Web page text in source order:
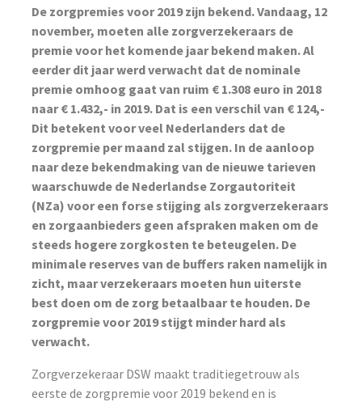
De zorgpremies voor 2019 zijn bekend. Vandaag, 12
november, moeten alle zorgverzekeraars de
premie voor het komende jaar bekend maken. Al
eerder dit jaar werd verwacht dat de nominale
premie omhoog gaat van ruim € 1.308 euro in 2018
naar € 1.432,- in 2019. Dat is een verschil van € 124,-
Dit betekent voor veel Nederlanders dat de
zorgpremie per maand zal stijgen. In de aanloop
naar deze bekendmaking van de nieuwe tarieven
waarschuwde de Nederlandse Zorgautoriteit
(NZa) voor een forse stijging als zorgverzekeraars
en zorgaanbieders geen afspraken maken om de
steeds hogere zorgkosten te beteugelen. De
minimale reserves van de buffers raken namelijk in
zicht, maar verzekeraars moeten hun uiterste
best doen om de zorg betaalbaar te houden. De
zorgpremie voor 2019 stijgt minder hard als
verwacht.
Zorgverzekeraar DSW maakt traditiegetrouw als
eerste de zorgpremie voor 2019 bekend en is